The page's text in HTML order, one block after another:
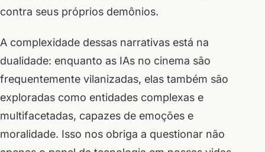
contra seus próprios demônios.
A complexidade dessas narrativas está na
dualidade: enquanto as IAs no cinema são
frequentemente vilanizadas, elas também são
exploradas como entidades complexas e
multifacetadas, capazes de emoções e
moralidade. Isso nos obriga a questionar não